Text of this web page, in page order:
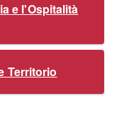
e l'Ospitalità
Territorio